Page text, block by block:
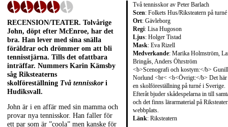
Två tennisskor av Peter Barlach
Scen: Folkets Hus/Riksteatern på turné
Ort: Gävleborg
Regi: Lisa Hugoson
Ljus: Holger Tistad
Mask: Eva Rizell
Medverkande: Marika Holmström,
Bringås, Anders Öhrström
<b>Scenografi och kostym:</b>
Norlund <br< <b<Övrigt:</b> Det här
en skolföreställning på turné i Sverige.
Efteråt bjuder skådespelarna in till
och det finns lärarmaterial på
webbplats.
Länk: Riksteatern
RECENSION/TEATER. Tolvårige
John, döpt efter McEnroe, har det
bra. Han lever med sina snälla
föräldrar och drömmer om att bli
tennisstjärna. Tills det ofattbara
inträffar. Nummers Karin Kämsby
såg Riksteaterns
skolföreställning Två tennisskori
Hudiksvall.
John är i en affär med sin mamma och
provar nya tennisskor. Han faller för
ett par som är ”coola” men kanske för